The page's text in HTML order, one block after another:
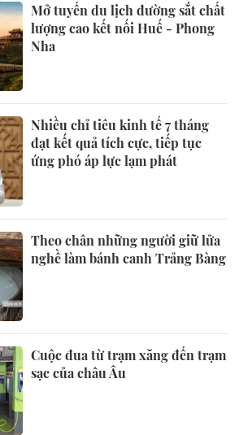
Mở tuyến du lịch đường sắt chất
lượng cao kết nối Huế - Phong
Nha
Nhiều chỉ tiêu kinh tế 7 tháng
đạt kết quả tích cực, tiếp tục
ứng phó áp lực lạm phát
Theo chân những người giữ lửa
nghề làm bánh canh Trảng Bàng
Cuộc đua từ trạm xăng đến trạm
sạc của châu Âu